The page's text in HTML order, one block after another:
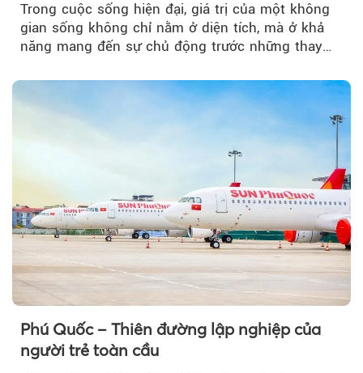
Theo
Trong cuộc sống hiện đại, giá trị của một không
gian sống không chỉ nằm ở diện tích, mà ở khả
năng mang đến sự chủ động trước những thay
Phú Quốc – Thiên đường lập nghiệp của
người trẻ toàn cầu